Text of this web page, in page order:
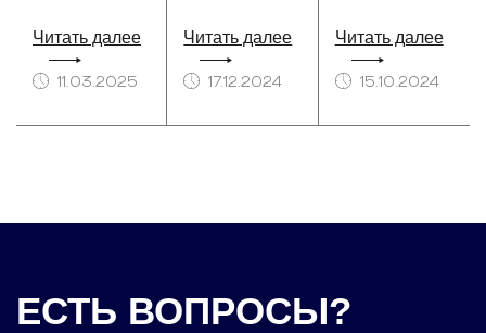
Читать далее
11.03.2025
Читать далее
17.12.2024
Читать далее
15.10.2024
ЕСТЬ ВОПРОСЫ?